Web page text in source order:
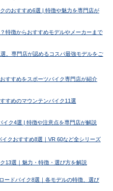
のおすすめ6選 | 特徴や魅力を専門店が
特徴からおすすめモデルやメーカーまで
。専門店が認めるコスパ最強モデルをご
すすめをスポーツバイク専門店が紹介
すめのマウンテンバイク11選
イク4選 | 特徴や注意点を専門店が解説
クおすすめ8選｜VR 60など全シリーズ
13選｜魅力・特徴・選び方を解説
ードバイク8選｜各モデルの特徴、選び